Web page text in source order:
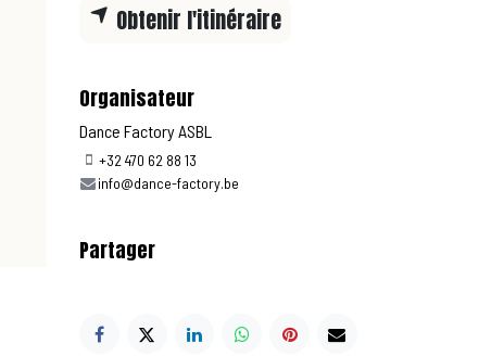
Obtenir l'itinéraire
Organisateur
Dance Factory ASBL
+32 470 62 88 13
info@dance-factory.be
Partager